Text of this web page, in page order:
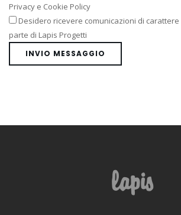
Privacy e Cookie Policy
Desidero ricevere comunicazioni di
parte di Lapis Progetti
INVIO MESSAGGIO